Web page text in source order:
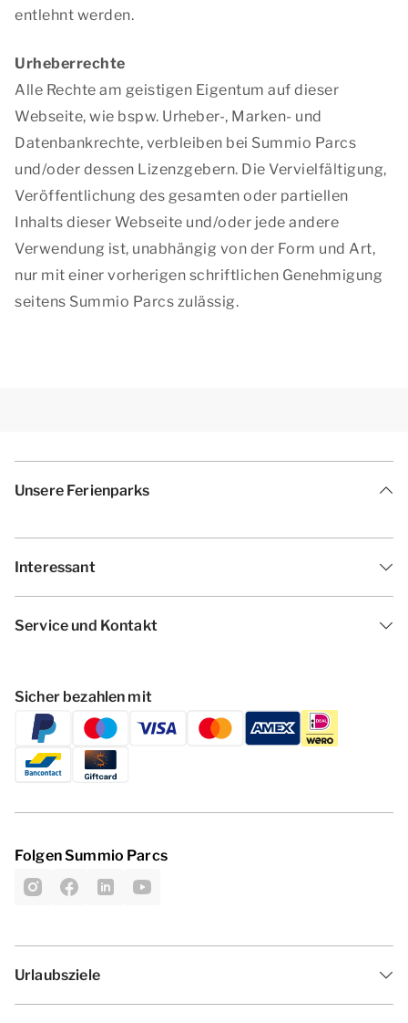
entlehnt werden.
Urheberrechte
Alle Rechte am geistigen Eigentum auf dieser
Webseite, wie bspw. Urheber-, Marken- und
Datenbankrechte, verbleiben bei Summio Parcs
und/oder dessen Lizenzgebern. Die Vervielfältigung,
Veröffentlichung des gesamten oder partiellen
Inhalts dieser Webseite und/oder jede andere
Verwendung ist, unabhängig von der Form und Art,
nur mit einer vorherigen schriftlichen Genehmigung
seitens Summio Parcs zulässig.
Unsere Ferienparks
Interessant
Service und Kontakt
Sicher bezahlen mit
Folgen Summio Parcs
Urlaubsziele